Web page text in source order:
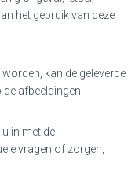
het gebruik van deze
kan de geleverde
afbeeldingen.
in met de
vragen of zorgen,